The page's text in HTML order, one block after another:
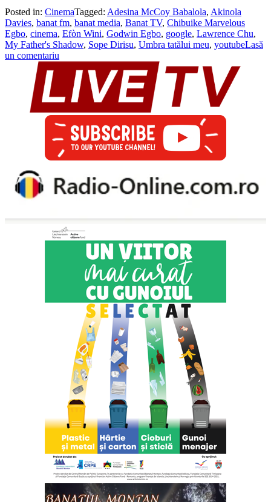
Posted in: CinemaTagged: Adesina McCoy Babalola, Akinola
Davies, banat fm, banat media, Banat TV, Chibuike Marvelous
Egbo, cinema, Efòn Wini, Godwin Egbo, google, Lawrence Chu,
My Father's Shadow, Sope Dirisu, Umbra tatălui meu, youtubeLasă
un comentariu